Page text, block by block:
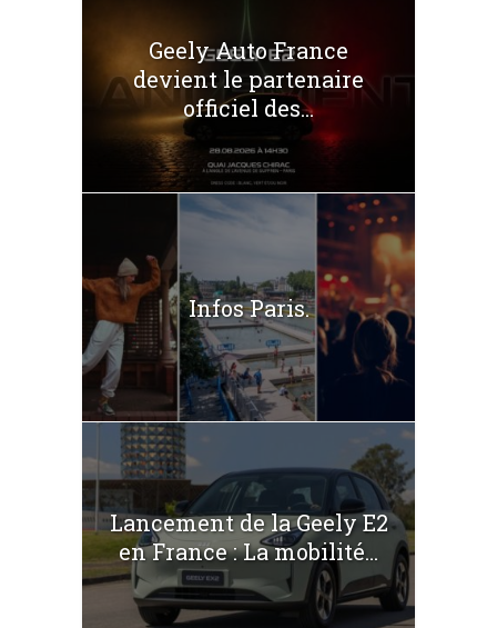
Geely Auto France
devient le partenaire
officiel des...
Infos Paris.
Lancement de la Geely E2
en France : La mobilité...